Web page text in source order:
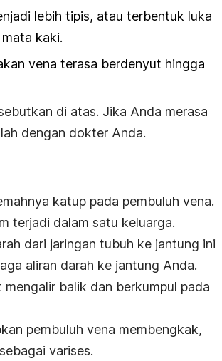
lebih tipis, atau terbentuk luka
kaki.
vena terasa berdenyut hingga
di atas. Jika Anda merasa
dengan dokter Anda.
katup pada pembuluh vena.
terjadi dalam satu keluarga.
dari jaringan tubuh ke jantung ini
aliran darah ke jantung Anda.
balik dan berkumpul pada
pembuluh vena membengkak,
varises.